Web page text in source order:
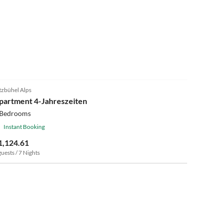
Alps
4-Jahreszeiten
Instant Booking
/ 7 Nights